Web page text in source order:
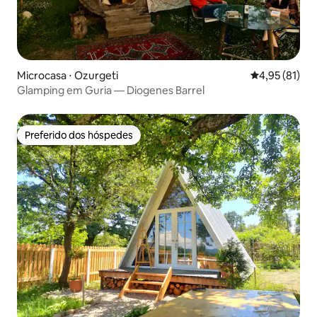
Microcasa ⋅ Ozurgeti 4,95 de uma
4,95 (81)
Glamping em Guria — Diogenes Barrel
Preferido dos hóspedes
Preferido dos hóspedes